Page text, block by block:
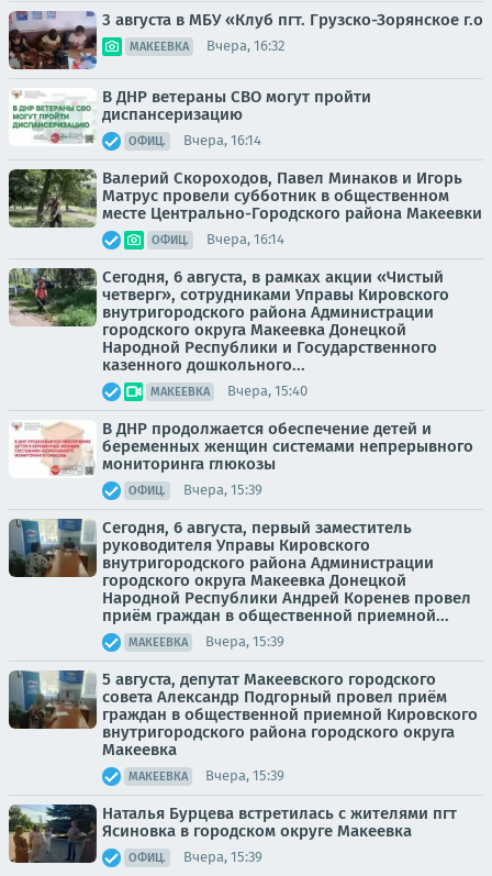
3 августа в МБУ «Клуб пгт. Грузско-Зорянское г.о
МАКЕЕВКА Вчера, 16:32
В ДНР ветераны СВО могут пройти
диспансеризацию
ОФИЦ. Вчера, 16:14
Валерий Скороходов, Павел Минаков и Игорь
Матрус провели субботник в общественном
месте Центрально-Городского района Макеевки
ОФИЦ. Вчера, 16:14
Сегодня, 6 августа, в рамках акции «Чистый
четверг», сотрудниками Управы Кировского
внутригородского района Администрации
городского округа Макеевка Донецкой
Народной Республики и Государственного
казенного дошкольного...
МАКЕЕВКА Вчера, 15:40
В ДНР продолжается обеспечение детей и
беременных женщин системами непрерывного
мониторинга глюкозы
ОФИЦ. Вчера, 15:39
Сегодня, 6 августа, первый заместитель
руководителя Управы Кировского
внутригородского района Администрации
городского округа Макеевка Донецкой
Народной Республики Андрей Коренев провел
приём граждан в общественной приемной...
МАКЕЕВКА Вчера, 15:39
5 августа, депутат Макеевского городского
совета Александр Подгорный провел приём
граждан в общественной приемной Кировского
внутригородского района городского округа
Макеевка
МАКЕЕВКА Вчера, 15:39
Наталья Бурцева встретилась с жителями пгт
Ясиновка в городском округе Макеевка
ОФИЦ. Вчера, 15:39